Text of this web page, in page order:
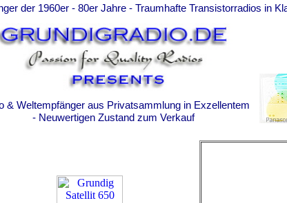
der 1960er - 80er Jahre - Traumhafte Transistorradios in
& Weltempfänger aus Privatsammlung in Exzellentem
- Neuwertigen Zustand zum Verkauf